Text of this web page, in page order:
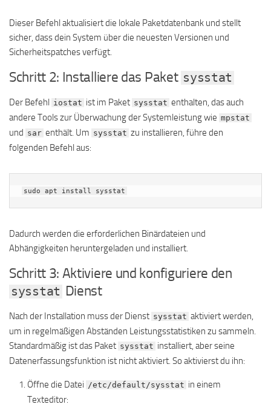
Dieser Befehl aktualisiert die lokale Paketdatenbank und stellt
sicher, dass dein System über die neuesten Versionen und
Sicherheitspatches verfügt.
Schritt 2: Installiere das Paket sysstat
Der Befehl iostat ist im Paket sysstat enthalten, das auch
andere Tools zur Überwachung der Systemleistung wie mpstat
und sar enthält. Um sysstat zu installieren, führe den
folgenden Befehl aus:
sudo apt install sysstat
Dadurch werden die erforderlichen Binärdateien und
Abhängigkeiten heruntergeladen und installiert.
Schritt 3: Aktiviere und konfiguriere den
sysstat Dienst
Nach der Installation muss der Dienst sysstat aktiviert werden,
um in regelmäßigen Abständen Leistungsstatistiken zu sammeln.
Standardmäßig ist das Paket sysstat installiert, aber seine
Datenerfassungsfunktion ist nicht aktiviert. So aktivierst du ihn:
Öffne die Datei /etc/default/sysstat in einem
Texteditor: